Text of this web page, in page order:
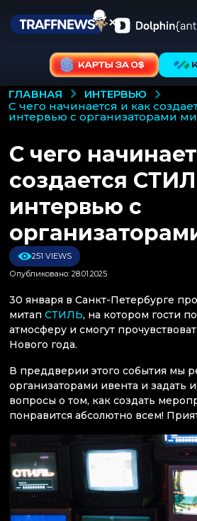
ГЛАВНАЯ
ИНТЕРВЬЮ
с чего начинается и как создается стиль:
интервью с организаторами
С чего
создается
интервью с
251 VIEWS
Опубликовано: 28.01.2025
30 января в Санкт-Петербурге
митап СТИЛЬ, на котором гости
атмосферу и смогут
Нового года.
В преддверии этого события мы
организаторами ивента и задать
вопросы о том, как создать
понравится абсолютно всем!